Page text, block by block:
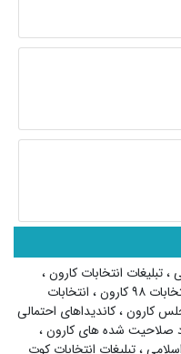
،تبلیغات انتخابات کارون،
۹۸ کارون ، انتخابات
کارون،کاندیداهای احتمالی
صلاحیت شده های کارون،
،تبلیغات انتخابات کوت